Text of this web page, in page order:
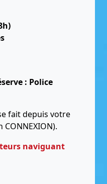
: Police
fait depuis votre
naviguant